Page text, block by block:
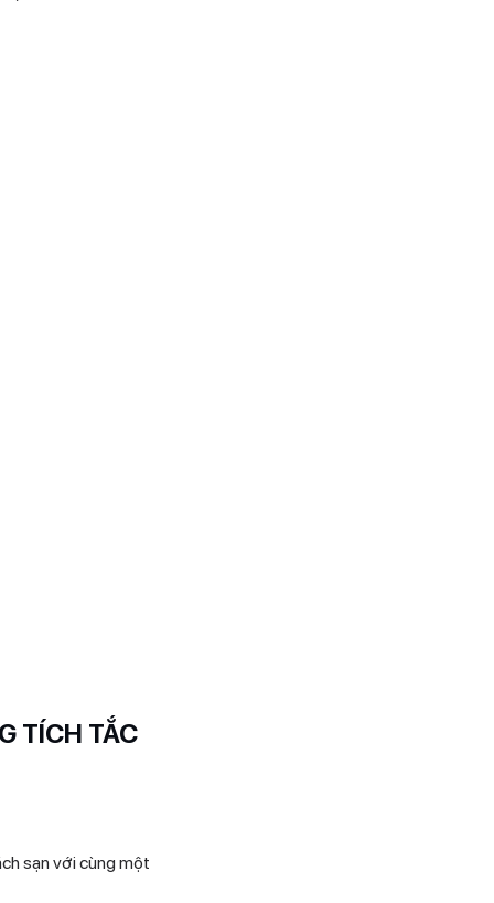
TÍCH TẮC
sạn với cùng một